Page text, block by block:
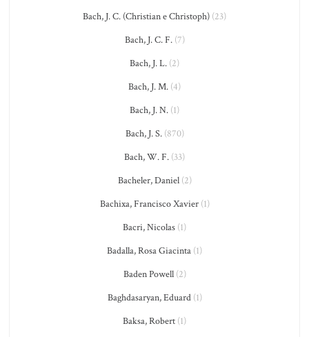
Bach, J. C. (Christian e Christoph) (23)
Bach, J. C. F.(7)
Bach, J. L. (2)
Bach, J. M. (4)
Bach, J. N. (1)
Bach, J. S.(870)
Bach, W. F. (33)
Bacheler, Daniel(2)
Bachixa, Francisco Xavier(1)
Bacri, Nicolas (1)
Badalla, Rosa Giacinta (1)
Baden Powell(2)
Baghdasaryan, Eduard(1)
Baksa, Robert (1)